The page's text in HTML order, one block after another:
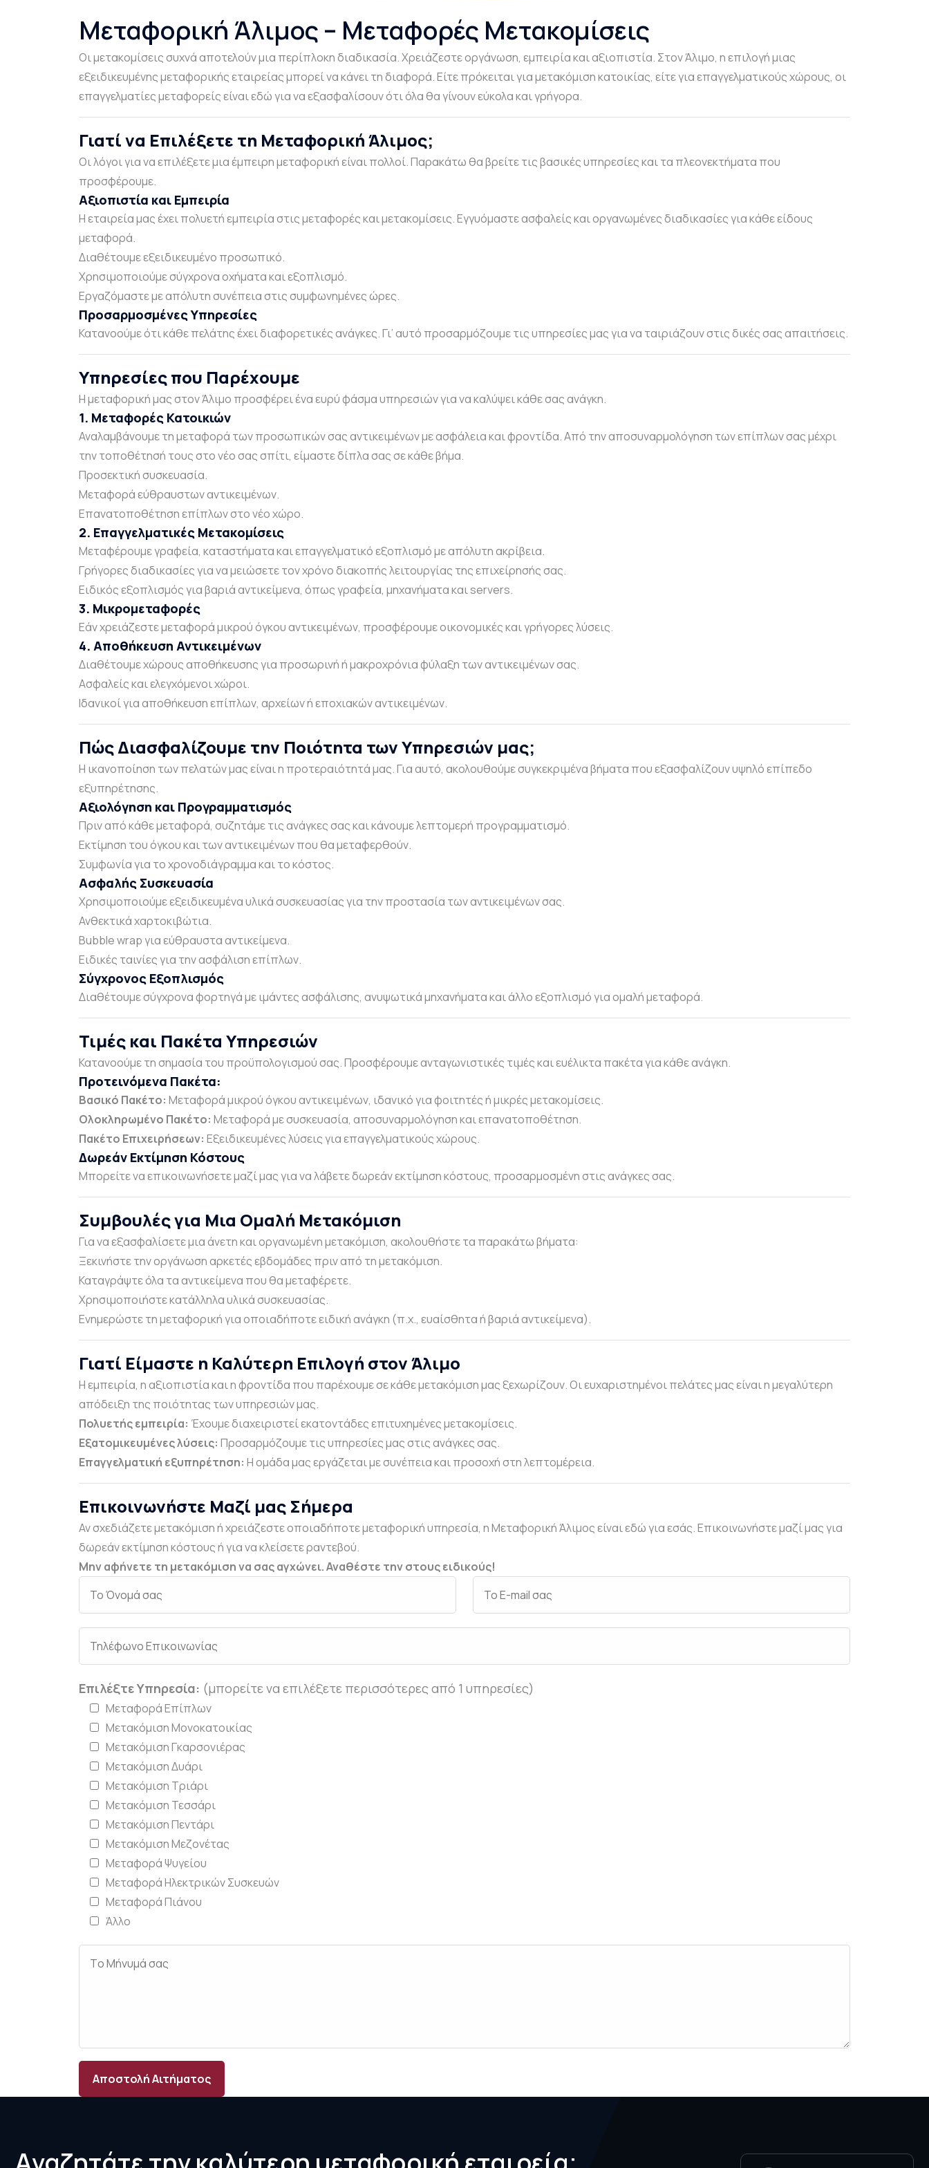
Μεταφορική Άλιμος – Μεταφορές Μετακομίσεις
Οι μετακομίσεις συχνά αποτελούν μια περίπλοκη διαδικασία. Χρειάζεστε οργάνωση, εμπειρία και αξιοπιστία. Στον Άλιμο, η επιλογή μιας
εξειδικευμένης μεταφορικής εταιρείας μπορεί να κάνει τη διαφορά. Είτε πρόκειται για μετακόμιση κατοικίας, είτε για επαγγελματικούς χώρους, οι
επαγγελματίες μεταφορείς είναι εδώ για να εξασφαλίσουν ότι όλα θα γίνουν εύκολα και γρήγορα.
Γιατί να Επιλέξετε τη Μεταφορική Άλιμος;
Οι λόγοι για να επιλέξετε μια έμπειρη μεταφορική είναι πολλοί. Παρακάτω θα βρείτε τις βασικές υπηρεσίες και τα πλεονεκτήματα που
προσφέρουμε.
Αξιοπιστία και Εμπειρία
Η εταιρεία μας έχει πολυετή εμπειρία στις μεταφορές και μετακομίσεις. Εγγυόμαστε ασφαλείς και οργανωμένες διαδικασίες για κάθε είδους
μεταφορά.
Διαθέτουμε εξειδικευμένο προσωπικό.
Χρησιμοποιούμε σύγχρονα οχήματα και εξοπλισμό.
Εργαζόμαστε με απόλυτη συνέπεια στις συμφωνημένες ώρες.
Προσαρμοσμένες Υπηρεσίες
Κατανοούμε ότι κάθε πελάτης έχει διαφορετικές ανάγκες. Γι’ αυτό προσαρμόζουμε τις υπηρεσίες μας για να ταιριάζουν στις δικές σας απαιτήσεις.
Υπηρεσίες που Παρέχουμε
Η μεταφορική μας στον Άλιμο προσφέρει ένα ευρύ φάσμα υπηρεσιών για να καλύψει κάθε σας ανάγκη.
1. Μεταφορές Κατοικιών
Αναλαμβάνουμε τη μεταφορά των προσωπικών σας αντικειμένων με ασφάλεια και φροντίδα. Από την αποσυναρμολόγηση των επίπλων σας μέχρι
την τοποθέτησή τους στο νέο σας σπίτι, είμαστε δίπλα σας σε κάθε βήμα.
Προσεκτική συσκευασία.
Μεταφορά εύθραυστων αντικειμένων.
Επανατοποθέτηση επίπλων στο νέο χώρο.
2. Επαγγελματικές Μετακομίσεις
Μεταφέρουμε γραφεία, καταστήματα και επαγγελματικό εξοπλισμό με απόλυτη ακρίβεια.
Γρήγορες διαδικασίες για να μειώσετε τον χρόνο διακοπής λειτουργίας της επιχείρησής σας.
Ειδικός εξοπλισμός για βαριά αντικείμενα, όπως γραφεία, μηχανήματα και servers.
3. Μικρομεταφορές
Εάν χρειάζεστε μεταφορά μικρού όγκου αντικειμένων, προσφέρουμε οικονομικές και γρήγορες λύσεις.
4. Αποθήκευση Αντικειμένων
Διαθέτουμε χώρους αποθήκευσης για προσωρινή ή μακροχρόνια φύλαξη των αντικειμένων σας.
Ασφαλείς και ελεγχόμενοι χώροι.
Ιδανικοί για αποθήκευση επίπλων, αρχείων ή εποχιακών αντικειμένων.
Πώς Διασφαλίζουμε την Ποιότητα των Υπηρεσιών μας;
Η ικανοποίηση των πελατών μας είναι η προτεραιότητά μας. Για αυτό, ακολουθούμε συγκεκριμένα βήματα που εξασφαλίζουν υψηλό επίπεδο
εξυπηρέτησης.
Αξιολόγηση και Προγραμματισμός
Πριν από κάθε μεταφορά, συζητάμε τις ανάγκες σας και κάνουμε λεπτομερή προγραμματισμό.
Εκτίμηση του όγκου και των αντικειμένων που θα μεταφερθούν.
Συμφωνία για το χρονοδιάγραμμα και το κόστος.
Ασφαλής Συσκευασία
Χρησιμοποιούμε εξειδικευμένα υλικά συσκευασίας για την προστασία των αντικειμένων σας.
Ανθεκτικά χαρτοκιβώτια.
Bubble wrap για εύθραυστα αντικείμενα.
Ειδικές ταινίες για την ασφάλιση επίπλων.
Σύγχρονος Εξοπλισμός
Διαθέτουμε σύγχρονα φορτηγά με ιμάντες ασφάλισης, ανυψωτικά μηχανήματα και άλλο εξοπλισμό για ομαλή μεταφορά.
Τιμές και Πακέτα Υπηρεσιών
Κατανοούμε τη σημασία του προϋπολογισμού σας. Προσφέρουμε ανταγωνιστικές τιμές και ευέλικτα πακέτα για κάθε ανάγκη.
Προτεινόμενα Πακέτα:
Βασικό Πακέτο: Μεταφορά μικρού όγκου αντικειμένων, ιδανικό για φοιτητές ή μικρές μετακομίσεις.
Ολοκληρωμένο Πακέτο: Μεταφορά με συσκευασία, αποσυναρμολόγηση και επανατοποθέτηση.
Πακέτο Επιχειρήσεων: Εξειδικευμένες λύσεις για επαγγελματικούς χώρους.
Δωρεάν Εκτίμηση Κόστους
Μπορείτε να επικοινωνήσετε μαζί μας για να λάβετε δωρεάν εκτίμηση κόστους, προσαρμοσμένη στις ανάγκες σας.
Συμβουλές για Μια Ομαλή Μετακόμιση
Για να εξασφαλίσετε μια άνετη και οργανωμένη μετακόμιση, ακολουθήστε τα παρακάτω βήματα:
Ξεκινήστε την οργάνωση αρκετές εβδομάδες πριν από τη μετακόμιση.
Καταγράψτε όλα τα αντικείμενα που θα μεταφέρετε.
Χρησιμοποιήστε κατάλληλα υλικά συσκευασίας.
Ενημερώστε τη μεταφορική για οποιαδήποτε ειδική ανάγκη (π.χ., ευαίσθητα ή βαριά αντικείμενα).
Γιατί Είμαστε η Καλύτερη Επιλογή στον Άλιμο
Η εμπειρία, η αξιοπιστία και η φροντίδα που παρέχουμε σε κάθε μετακόμιση μας ξεχωρίζουν. Οι ευχαριστημένοι πελάτες μας είναι η μεγαλύτερη
απόδειξη της ποιότητας των υπηρεσιών μας.
Πολυετής εμπειρία: Έχουμε διαχειριστεί εκατοντάδες επιτυχημένες μετακομίσεις.
Εξατομικευμένες λύσεις: Προσαρμόζουμε τις υπηρεσίες μας στις ανάγκες σας.
Επαγγελματική εξυπηρέτηση: Η ομάδα μας εργάζεται με συνέπεια και προσοχή στη λεπτομέρεια.
Επικοινωνήστε Μαζί μας Σήμερα
Αν σχεδιάζετε μετακόμιση ή χρειάζεστε οποιαδήποτεμεταφορικήυπηρεσία, η Μεταφορική Άλιμος είναι εδώ για εσάς. Επικοινωνήστε μαζί μας για
δωρεάν εκτίμηση κόστους ή για να κλείσετε ραντεβού.
Μην αφήνετε τη μετακόμιση να σας αγχώνει. Αναθέστε την στους ειδικούς!
Επιλέξτε Υπηρεσία: (μπορείτε να επιλέξετε περισσότερες από 1 υπηρεσίες)
Μεταφορά Επίπλων
Μετακόμιση Μονοκατοικίας
Μετακόμιση Γκαρσονιέρας
Μετακόμιση Δυάρι
Μετακόμιση Τριάρι
Μετακόμιση Τεσσάρι
Μετακόμιση Πεντάρι
Μετακόμιση Μεζονέτας
Μεταφορά Ψυγείου
Μεταφορά Ηλεκτρικών Συσκευών
Μεταφορά Πιάνου
Άλλο
Αποστολή Αιτήματος